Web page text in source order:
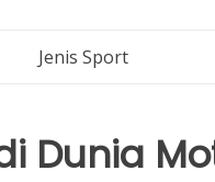
Jenis Sport
Dunia